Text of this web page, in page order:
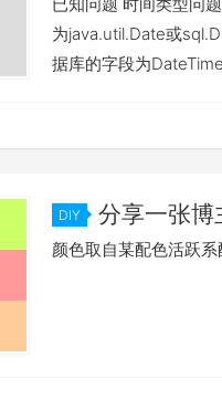
为java.util.Date或
据库的字段为
DIY
分享一张
分特殊需求会用
颜色取自某配色活跃系